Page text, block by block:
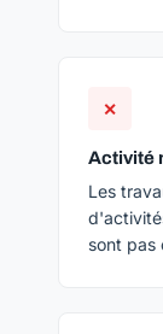
✕
Activité
Les
sont pas